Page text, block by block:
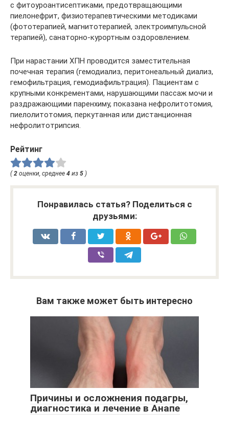
с фитоуроантисептиками, предотвращающими
пиелонефрит, физиотерапевтическими методиками
(фототерапией, магнитотерапией, электроимпульсной
терапией), санаторно-курортным оздоровлением.
При нарастании ХПН проводится заместительная
почечная терапия (гемодиализ, перитонеальный диализ,
гемофильтрация, гемодиафильтрация). Пациентам с
крупными конкрементами, нарушающими пассаж мочи и
раздражающими паренхиму, показана нефролитотомия,
пиелолитотомия, перкутанная или дистанционная
нефролитотрипсия.
Рейтинг
(2 оценки, среднее 4 из 5 )
Понравилась статья? Поделиться с
друзьями:
Вам также может быть интересно
Причины и осложнения подагры,
диагностика и лечение в Анапе